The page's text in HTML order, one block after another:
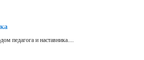
педагога и наставника....